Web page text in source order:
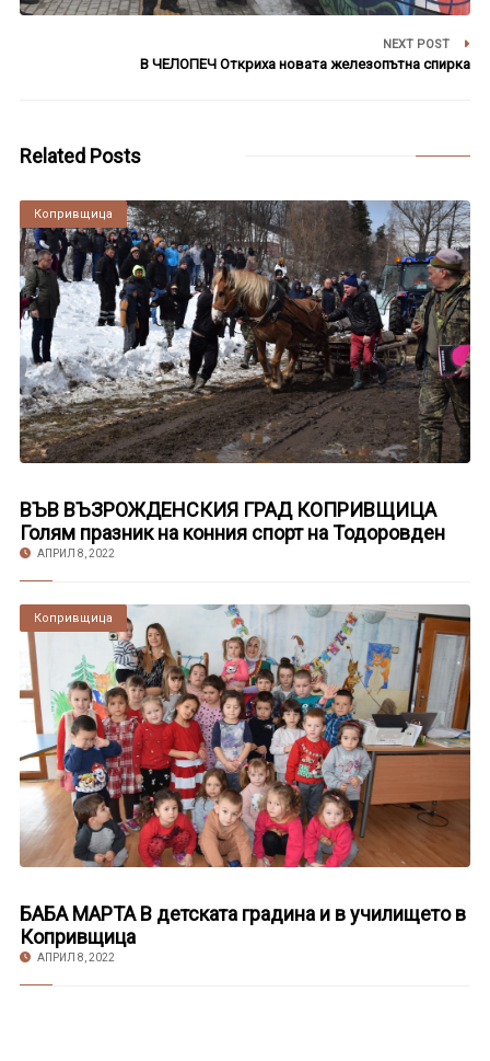
NEXT POST
В ЧЕЛОПЕЧ Откриха новата железопътна спирка
Related Posts
Копривщица
ВЪВ ВЪЗРОЖДЕНСКИЯ ГРАД КОПРИВЩИЦА
Голям празник на конния спорт на Тодоровден
АПРИЛ 8, 2022
Копривщица
БАБА МАРТА В детската градина и в училището в
Копривщица
АПРИЛ 8, 2022